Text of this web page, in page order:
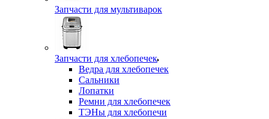
Запчасти для мультиварок
Запчасти для хлебопечек
Ведра для хлебопечек
Сальники
Лопатки
Ремни для хлебопечек
ТЭНы для хлебопечи